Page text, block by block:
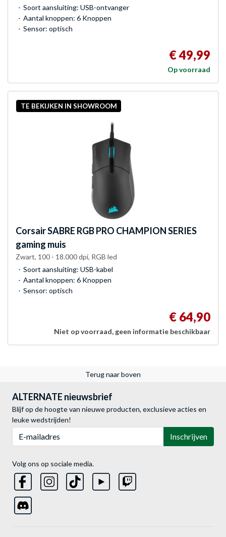
Soort aansluiting: USB-ontvanger
Aantal knoppen: 6 Knoppen
Sensor: optisch
€ 49,99
Op voorraad
TE BEKIJKEN IN SHOWROOM
CorsairSABRE RGB PRO CHAMPION SERIES
gaming muis
Zwart, 100 - 18.000 dpi, RGB led
Soort aansluiting: USB-kabel
Aantal knoppen: 6 Knoppen
Sensor: optisch
€ 64,90
Niet op voorraad, geen informatie beschikbaar
Terug naar boven
ALTERNATE nieuwsbrief
Blijf op de hoogte van nieuwe producten, exclusieve acties en
leuke wedstrijden!
Inschrijven
Volg ons op sociale media.